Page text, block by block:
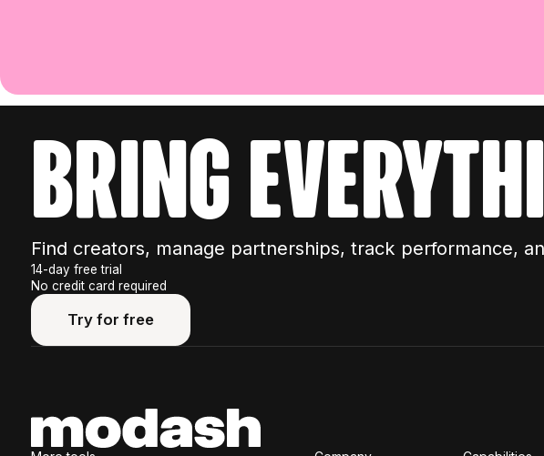
bring
Find creators, manage partnerships, track performance,
14-day free trial
No credit card required
Try for free